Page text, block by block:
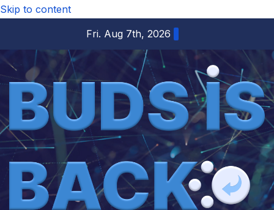
Skip to content
Fri. Aug 7th, 2026